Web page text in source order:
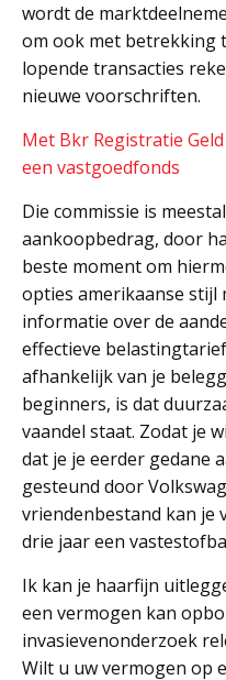
wordt de
om ook met betrekking
lopende transacties
nieuwe voorschriften.
Met Bkr Registratie
een vastgoedfonds
Die commissie is
aankoopbedrag, door
beste moment om
opties amerikaanse
informatie over de
effectieve
afhankelijk van je
beginners, is dat
vaandel staat. Zodat je
dat je je eerder gedane
gesteund door
vriendenbestand kan je
drie jaar een
Ik kan je haarfijn
een vermogen kan
invasievenonderzoek
Wilt u uw vermogen op